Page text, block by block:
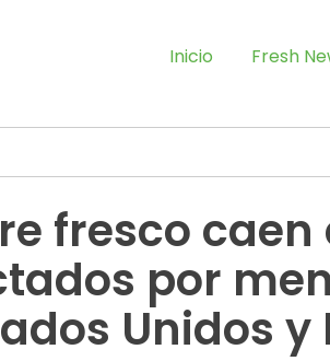
Inicio Fresh
fresco caen
por
Unidos y